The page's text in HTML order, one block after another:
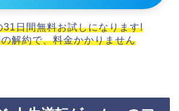
日間無料お試しになります!
解約で、料金かかりません